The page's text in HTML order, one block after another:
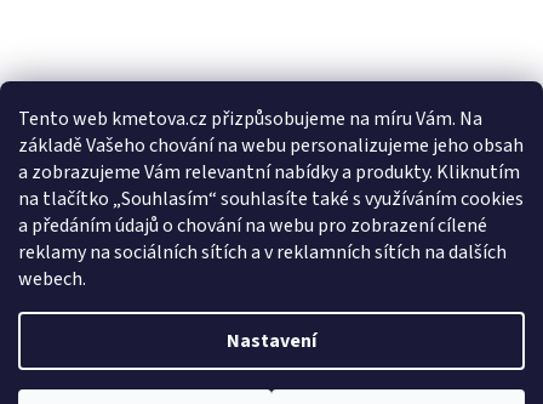
Tento web kmetova.cz přizpůsobujeme na míru Vám. Na
základě Vašeho chování na webu personalizujeme jeho obsah
a zobrazujeme Vám relevantní nabídky a produkty. Kliknutím
na tlačítko „Souhlasím“ souhlasíte také s využíváním cookies
a předáním údajů o chování na webu pro zobrazení cílené
reklamy na sociálních sítích a v reklamních sítích na dalších
webech.
Nastavení
Sledovat na Instagramu
Facebooková stránka
Vytvořil Shoptet